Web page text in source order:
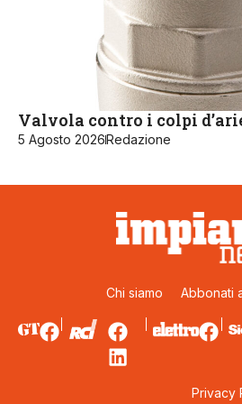
Valvola contro i colpi
5 Agosto 2026Redazione
Chi siamo Abbonati
Privacy